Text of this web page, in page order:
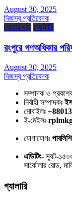
August 30, 2025
নিজস্ব প্রতিবেদক
জেলার খবর রাজনীতি
রংপুরে গণঅধিকার
August 30, 2025
নিজস্ব প্রতিবেদক
সম্পাদক ও
নির্বাহী সম্পাদকঃ
মোবাইলঃ
ই-মেইলঃ
যোগাযোগঃ
এডিটিং- স্যুট-
সার্কোলার রোড,
গ্যালারি